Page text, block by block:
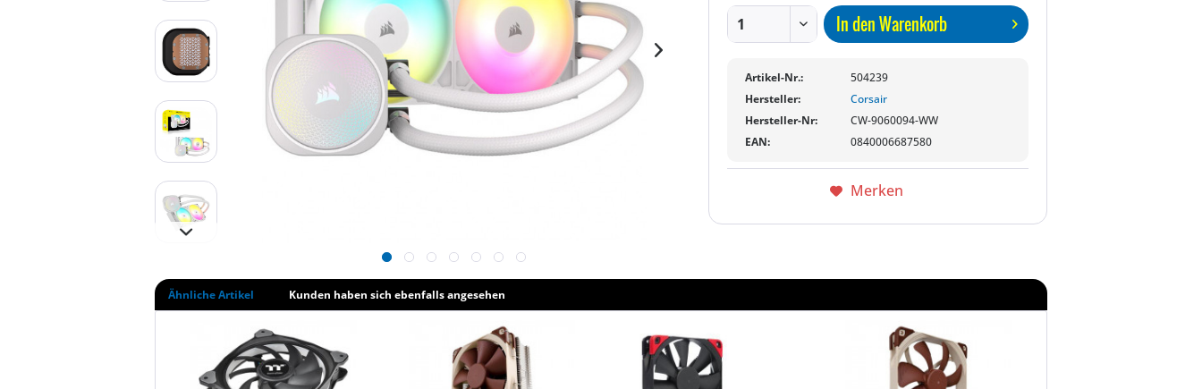
In denWarenkorb
Artikel-Nr.:
504239
Hersteller:
Corsair
Hersteller-Nr:
CW-9060094-WW
EAN:
0840006687580
Merken
Ähnliche Artikel Kunden haben sich ebenfalls angesehen